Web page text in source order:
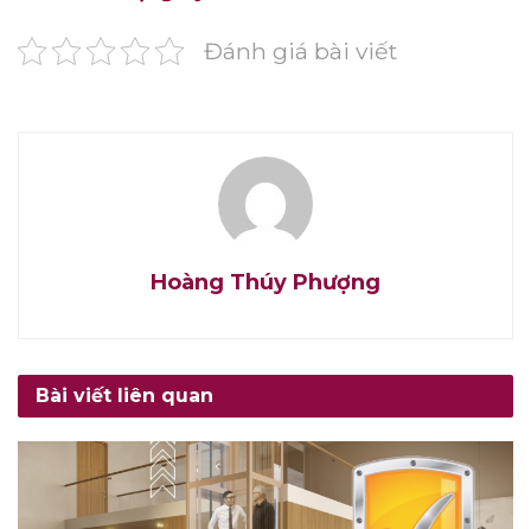
Đánh giá bài viết
Hoàng Thúy Phượng
Bài viết liên quan